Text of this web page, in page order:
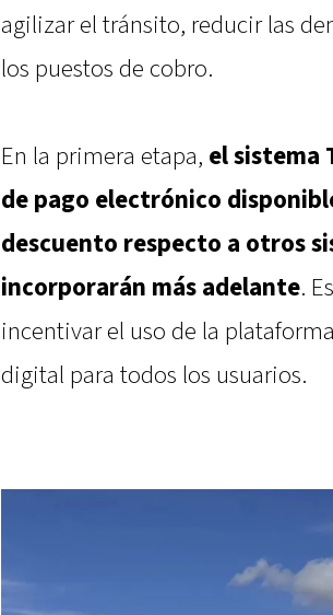
agilizar el tránsito, reducir las
los puestos de cobro.
En la primera etapa, el sistema
de pago electrónico
descuento respecto a otros
incorporarán más adelante.
incentivar el uso de la
digital para todos los usuarios.